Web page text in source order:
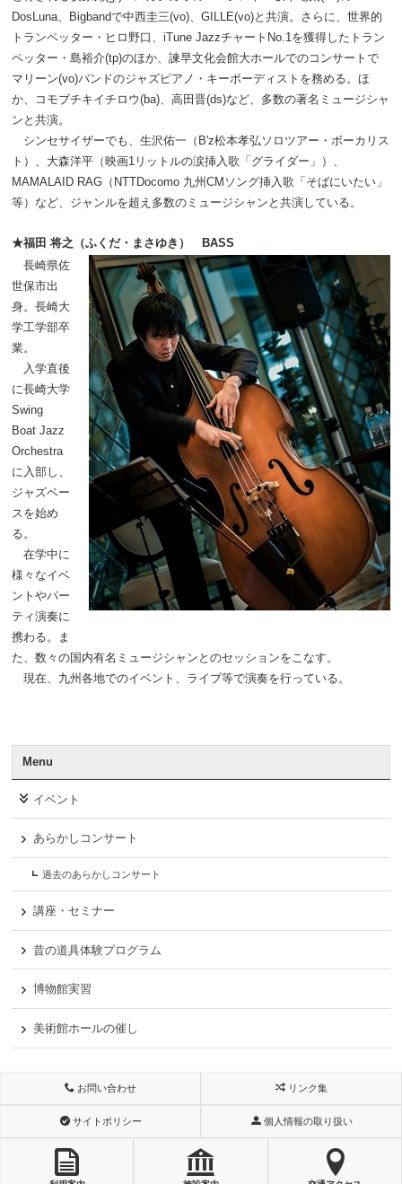
DosLuna
Bigbandで中西圭三(vo) 、GILLE(vo)と共演。さらに、世界的
トランペッター・ヒロ野口、iTune Jazzチャート No.1 を獲得したトラン
ペッター・島裕介(tp)のほか、諫早文化会館大ホールでのコンサートで
マリーン(vo)バンドのジャズピアノ・キーボーディストを務める。ほ
か、コモブチキイチロウ(ba) 、高田晋(ds)など、多数の著名ミュージシャ
ンと共演。
シンセサイザーでも、生沢佑一（B'z松本孝弘ソロツアー・ボーカリス
ト）、大森洋平（映画1 リットルの涙挿入歌「グライダー」）、
MAMALAID RAG （ NTTDocomo 九州CM ソング挿入歌「そばにいたい」
等）など、ジャンルを超え多数のミュージシャンと共演している。
★福田 将之（ふくだ・まさゆき） BASS
長崎県佐
世保市出
身。長崎大
学工学部卒
業。
入学直後
に長崎大学
Swing
Boat Jazz
Orchestra
に入部し、
ジャズベー
スを始め
る。
在学中に
様々なイベ
ントやパー
ティ演奏に
携わる。ま
た、数々の国内有名ミュージシャンとのセッションをこなす。
現在、九州各地でのイベント、ライブ等で演奏を行っている。
Menu
イベント
あらかしコンサート
過去のあらかしコンサート
講座・セミナー
昔の道具体験プログラム
博物館実習
美術館ホールの催し
お問い合わせ リンク集
サイトポリシー 個人情報の取り扱い